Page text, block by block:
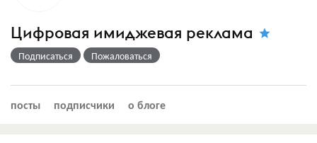
Цифровая имиджевая реклама
Подписаться Пожаловаться
посты подписчики о блоге